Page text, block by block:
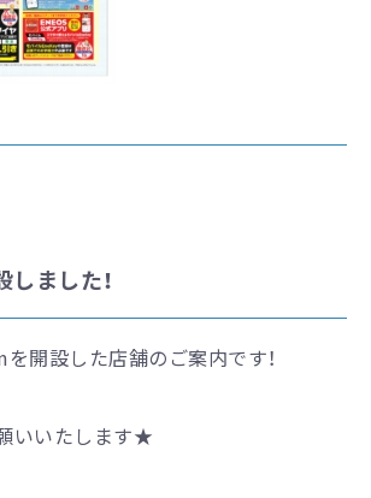
ました！
開設した店舗のご案内です！
いいたします★